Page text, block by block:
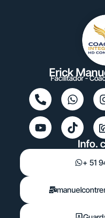
Erick
Facilitador -
Info.
+ 51